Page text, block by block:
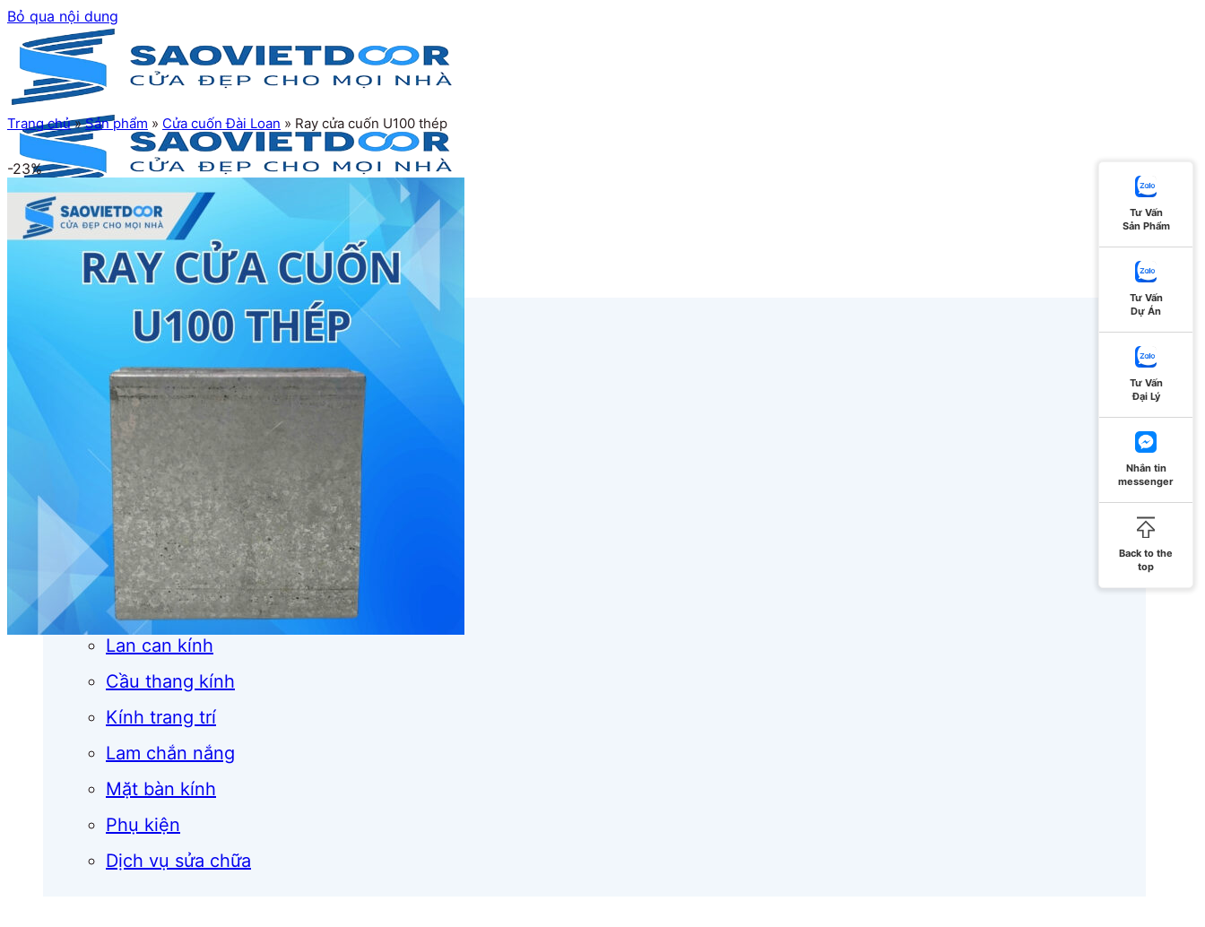
Bỏ qua nội dung
Trang chủ
Giới thiệu
Sản phẩm
Cửa cuốn
Cửa kính
Cửa nhôm
Vách kính
Mái kính
Lan can kính
Cầu thang kính
Kính trang trí
Lam chắn nắng
Mặt bàn kính
Phụ kiện
Dịch vụ sửa chữa
Trang chủ»Sản phẩm » Cửa cuốn Đài Loan » Ray cửa cuốn U100 thép
-23%
Tư Vấn
Sản Phẩm
Tư Vấn
Dự Án
Tư Vấn
Đại Lý
Nhắn tin
messenger
Back to the
top